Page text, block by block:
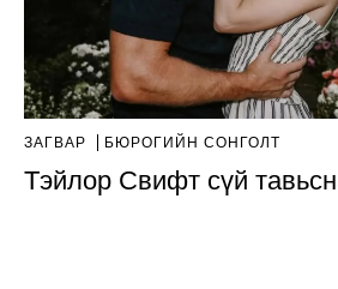
ЗАГВАР БЮРОГИЙН СОНГОЛТ
Тэйлор Свифт сүй